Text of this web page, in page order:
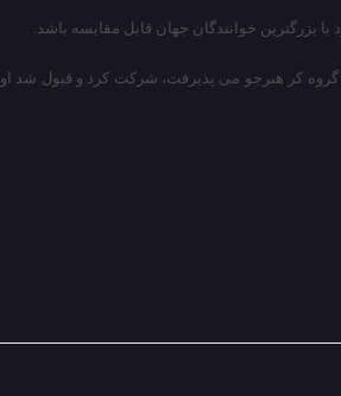
کر هنرجو می پذیرفت، شرکت کرد و قبول شد او